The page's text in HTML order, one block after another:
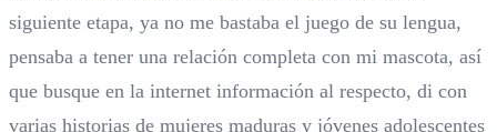
siguiente etapa, ya no me bastaba el juego de su lengua,
pensaba a tener una relación completa con mi mascota, así
que busque en la internet información al respecto, di con
varias historias de mujeres maduras y jóvenes adolescentes